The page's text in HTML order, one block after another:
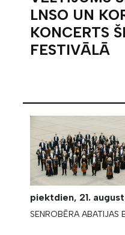
LNSO UN
KONCERTS
FESTIVĀLĀ
piektdien, 21.
SENROBĒRA ABATIJAS